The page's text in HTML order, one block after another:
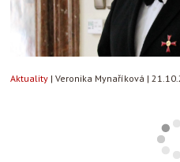
Aktuality | Veronika Mynaříková |